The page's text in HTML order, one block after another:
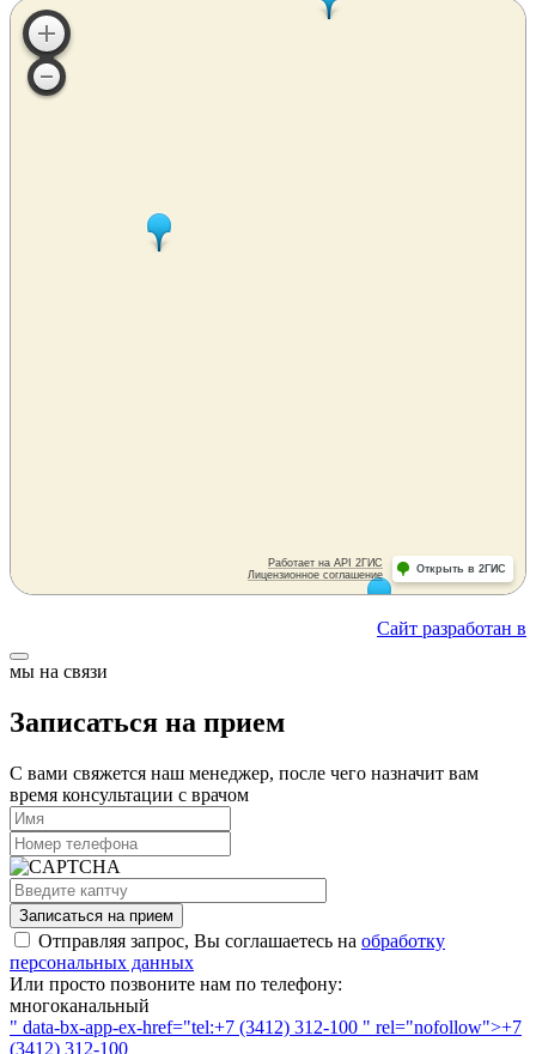
Сайт разработан в
мы на связи
Записаться на прием
С вами свяжется наш менеджер, после чего назначит вам
время консультации с врачом
Записаться на прием
Отправляя запрос, Вы соглашаетесь на обработку
персональных данных
Или просто позвоните нам по телефону:
многоканальный
" data-bx-app-ex-href="tel:+7 (3412) 312-100 " rel="nofollow">+7
(3412) 312-100